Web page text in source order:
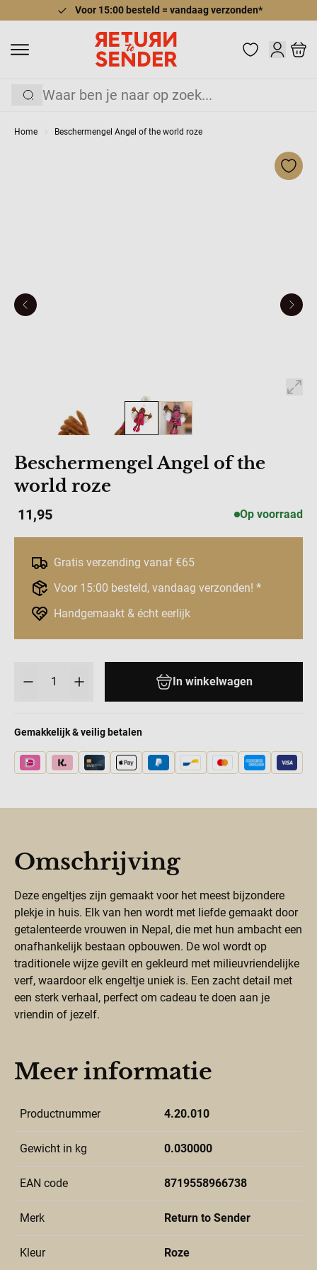
Voor 15:00 besteld = vandaag verzonden*
Cart
Zoek
Home Beschermengel Angel of the world roze
Voeg
Beschermengel Angel of the
world roze
11,95 Op voorraad
Gratis verzending vanaf €65
Voor 15:00 besteld, vandaag verzonden! *
Handgemaakt & écht eerlijk
In winkelwagen
Gemakkelijk & veilig betalen
Omschrijving
Deze engeltjes zijn gemaakt voor het meest bijzondere
plekje in huis. Elk van hen wordt met liefde gemaakt door
getalenteerde vrouwen in Nepal, die met hun ambacht een
onafhankelijk bestaan opbouwen. De wol wordt op
traditionele wijze gevilt en gekleurd met milieuvriendelijke
verf, waardoor elk engeltje uniek is. Een zacht detail met
een sterk verhaal, perfect om cadeau te doen aan je
vriendin of jezelf.
Meer informatie
Productnummer 4.20.010
Gewicht in kg 0.030000
EAN code 8719558966738
Merk Return to Sender
Kleur Roze